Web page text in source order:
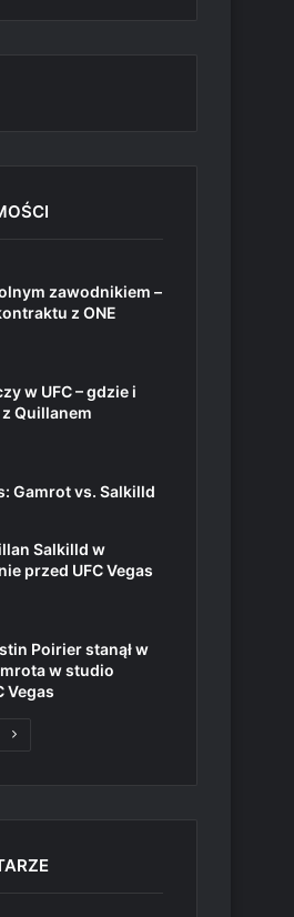
zawodnikiem –
z ONE
w UFC – gdzie i
Quillanem
Gamrot vs. Salkilld
Salkilld w
przed UFC Vegas
Poirier stanął w
w studio
Vegas
Następna